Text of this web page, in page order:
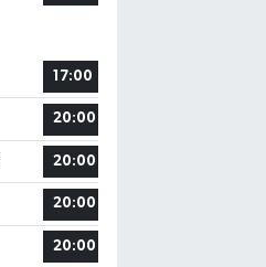
17:00
20:00
20:00
20:00
20:00